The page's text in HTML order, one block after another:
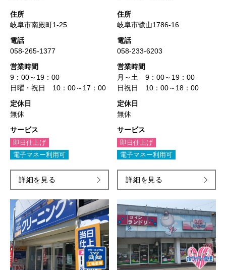
住所
岐阜市南殿町1-25
電話
058-265-1377
営業時間
9：00～19：00
日曜・祝日 10：00～17：00
定休日
無休
サービス
即日仕上げ
電子マネー利用可
詳細を見る
住所
岐阜市鷺山1786-16
電話
058-233-6203
営業時間
月～土 9：00～19：00
日祝日 10：00～18：00
定休日
無休
サービス
即日仕上げ
電子マネー利用可
詳細を見る